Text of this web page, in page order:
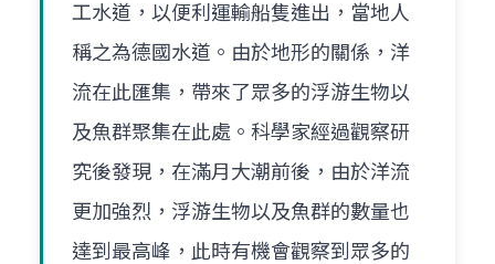
工水道，以便利運輸船隻進出，當地人
稱之為德國水道。由於地形的關係，洋
流在此匯集，帶來了眾多的浮游生物以
及魚群聚集在此處。科學家經過觀察研
究後發現，在滿月大潮前後，由於洋流
更加強烈，浮游生物以及魚群的數量也
達到最高峰，此時有機會觀察到眾多的